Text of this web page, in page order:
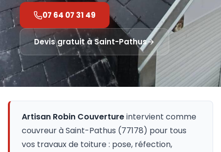
07 64 07 31 49
Devis gratuit àSaint-Pathus
Artisan Robin Couvertureintervient comme
couvreur àSaint-Pathus (77178) pour tous
vos travaux de toiture : pose, réfection,